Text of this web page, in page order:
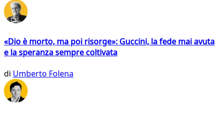
«Dio è morto, ma poi risorge»: Guccini, la fede mai avuta
e la speranza sempre coltivata
di Umberto Folena